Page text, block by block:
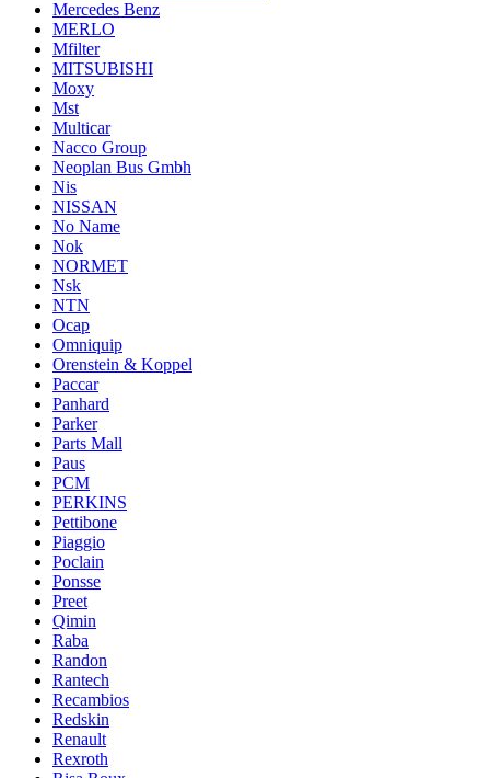
Mercedes Benz
MERLO
Mfilter
MITSUBISHI
Moxy
Mst
Multicar
Nacco Group
Neoplan Bus Gmbh
Nis
NISSAN
No Name
Nok
NORMET
Nsk
NTN
Ocap
Omniquip
Orenstein & Koppel
Paccar
Panhard
Parker
Parts Mall
Paus
PCM
PERKINS
Pettibone
Piaggio
Poclain
Ponsse
Preet
Qimin
Raba
Randon
Rantech
Recambios
Redskin
Renault
Rexroth